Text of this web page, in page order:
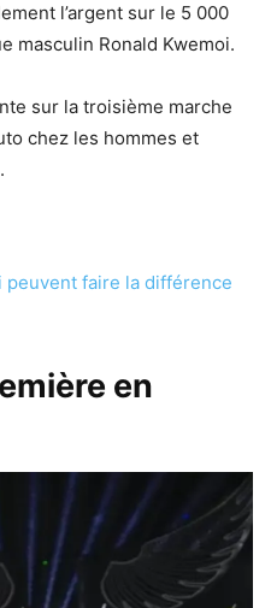
l’argent sur le 5 000
masculin Ronald Kwemoi.
sur la troisième marche
chez les hommes et
peuvent faire la différence
en